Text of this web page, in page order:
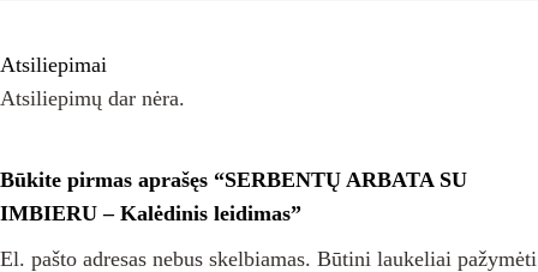
Atsiliepimai
Atsiliepimų dar nėra.
Būkite pirmas aprašęs “SERBENTŲ ARBATA SU
IMBIERU – Kalėdinis leidimas”
El. pašto adresas nebus skelbiamas. Būtini laukeliai pažymėti